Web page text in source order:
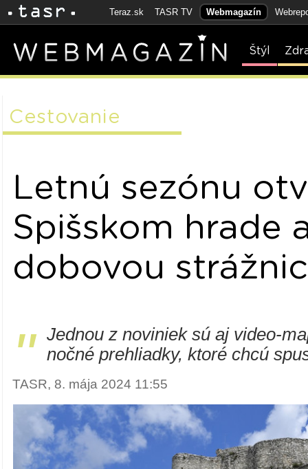
Teraz.sk TASR TV Webmagazín
Štýl
Cestovanie
Letnú sezónu
Spišskom hrade
dobovou
"
Jednou z noviniek sú aj video-
nočné prehliadky, ktoré chcú
TASR, 8. mája 2024 11:55